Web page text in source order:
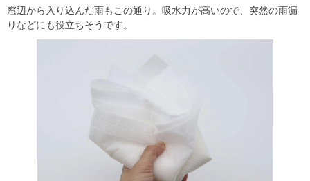
窓辺から入り込んだ雨もこの通り。吸水力が高いので、突然の雨漏
りなどにも役立ちそうです。